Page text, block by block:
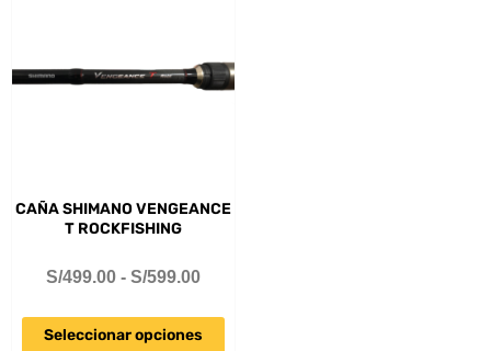
CAÑA SHIMANO VENGEANCE
T ROCKFISHING
S/499.00 - S/599.00
Seleccionar opciones